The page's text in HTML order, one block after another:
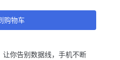
你告别数据线，手机不断